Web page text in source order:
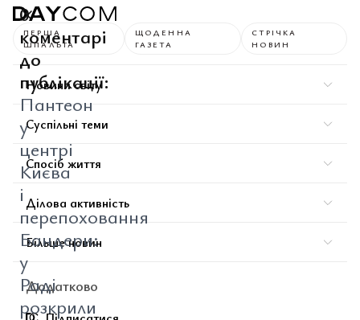
0
коментарі
до
публікації:
Пантеон
у
центрі
Києва
і
перепоховання
Бандери:
у
Раді
розкрили
ПЕРША
ШПАЛЬТА
ЩОДЕННА
ГАЗЕТА
СТРІЧКА
НОВИН
Новини світу
Суспільні теми
Спосіб життя
Ділова активність
Більше новин
Додатково